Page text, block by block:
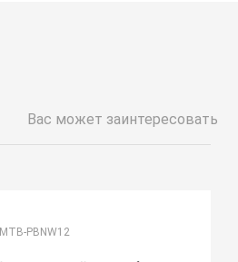
Вас может заинтересовать
MTB-PBNW12